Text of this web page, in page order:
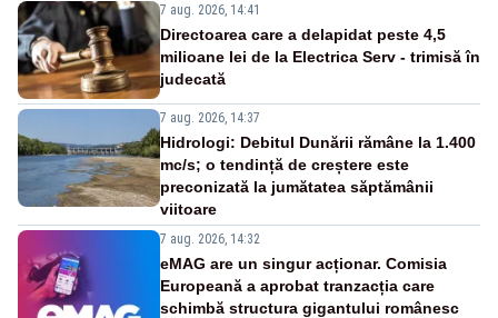
7 aug. 2026, 14:41
Directoarea care a delapidat peste 4,5
milioane lei de la Electrica Serv - trimisă în
judecată
7 aug. 2026, 14:37
Hidrologi: Debitul Dunării rămâne la 1.400
mc/s; o tendință de creștere este
preconizată la jumătatea săptămânii
viitoare
7 aug. 2026, 14:32
eMAG are un singur acționar. Comisia
Europeană a aprobat tranzacția care
schimbă structura gigantului românesc